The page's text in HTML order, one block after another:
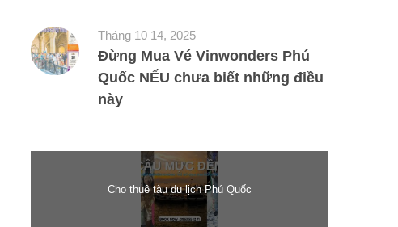
Tháng 10 14, 2025
Đừng Mua Vé Vinwonders Phú
Quốc NẾU chưa biết những điều
này
Cho thuê tàu du lịch Phú Quốc